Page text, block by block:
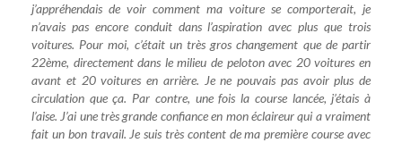
j’appréhendais de voir comment ma voiture se comporterait, je
n’avais pas encore conduit dans l’aspiration avec plus que trois
voitures. Pour moi, c’était un très gros changement que de partir
22ème, directement dans le milieu de peloton avec 20 voitures en
avant et 20 voitures en arrière. Je ne pouvais pas avoir plus de
circulation que ça. Par contre, une fois la course lancée, j’étais à
l’aise. J’ai une très grande confiance en mon éclaireur qui a vraiment
fait un bon travail. Je suis très content de ma première course avec